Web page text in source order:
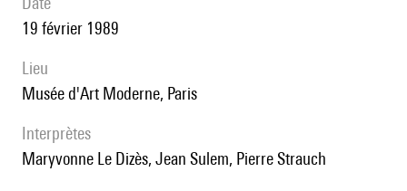
19 février 1989
lieu
Musée d'Art Moderne, Paris
interprètes
Maryvonne Le Dizès, Jean Sulem, Pierre Strauch